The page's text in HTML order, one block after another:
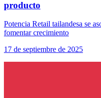
producto
Potencia Retail tailandesa se
fomentar crecimiento
17 de septiembre de 2025